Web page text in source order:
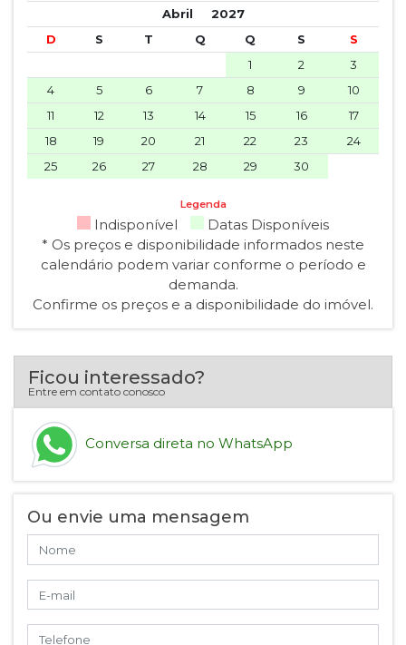
Abril 2027
D
S T Q Q S
S
1
2
3
4
5 6 7 8 9
10
11
12 13 14 15 16
17
18
19 20 21 22 23
24
25
26 27 28 29 30
Legenda
Indisponível
Datas Disponíveis
* Os preços e disponibilidade informados neste
calendário podem variar conforme o período e
demanda.
Confirme os preços e a disponibilidade do imóvel.
Ficou interessado?
Entre em contato conosco
Conversa direta no WhatsApp
Ou envie uma mensagem